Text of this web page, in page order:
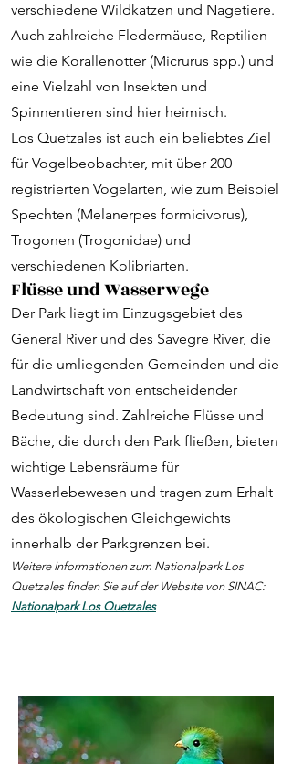
verschiedene Wildkatzen und Nagetiere.
Auch zahlreiche Fledermäuse, Reptilien
wie die Korallenotter (Micrurus spp.) und
eine Vielzahl von Insekten und
Spinnentieren sind hier heimisch.
Los Quetzales ist auch ein beliebtes Ziel
für Vogelbeobachter, mit über 200
registrierten Vogelarten, wie zum Beispiel
Spechten (Melanerpes formicivorus),
Trogonen (Trogonidae) und
verschiedenen Kolibriarten.
Flüsse und Wasserwege
Der Park liegt im Einzugsgebiet des
General River und des Savegre River, die
für die umliegenden Gemeinden und die
Landwirtschaft von entscheidender
Bedeutung sind. Zahlreiche Flüsse und
Bäche, die durch den Park fließen, bieten
wichtige Lebensräume für
Wasserlebewesen und tragen zum Erhalt
des ökologischen Gleichgewichts
innerhalb der Parkgrenzen bei.
Weitere Informationen zum Nationalpark Los
Quetzales finden Sie auf der Website von SINAC:
Nationalpark Los Quetzales